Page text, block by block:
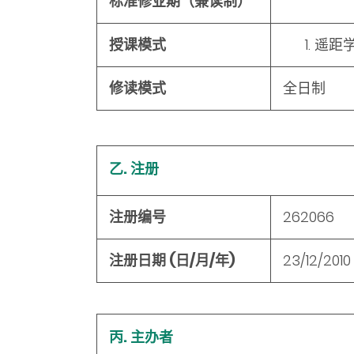
授课模式 遥距
修读模式 全日制
乙. 注册
注册编号 262066
注册日期 (日/月/年) 23/12/2010
丙. 主办者